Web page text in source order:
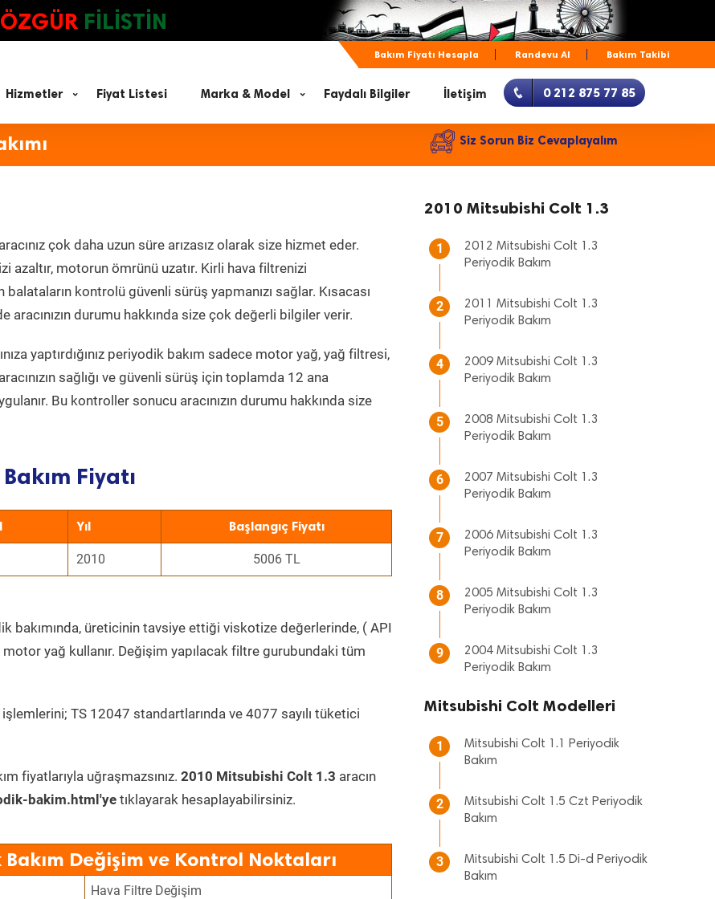
ÖZGÜR FİLİSTİN
Bakım Fiyatı Hesapla Randevu Al Bakım Takibi
Hizmetler Fiyat Listesi Marka & Model Faydalı Bilgiler İletişim 0 212 875 77 85
Siz Sorun Biz Cevaplayalım
aracınız çok daha uzun süre arızasız olarak size hizmet eder.
azaltır, motorun ömrünü uzatır. Kirli hava filtrenizi
kontrolü güvenli sürüş yapmanızı sağlar. Kısacası
durumu hakkında size çok değerli bilgiler verir.
yaptırdığınız periyodik bakım sadece motor yağ, yağ filtresi,
sağlığı ve güvenli sürüş için toplamda 12 ana
Bu kontroller sonucu aracınızın durumu hakkında size
Fiyatı
Yıl Başlangıç Fiyatı
2010 5006 TL
bakımında, üreticinin tavsiye ettiği viskotize değerlerinde, ( API
yağ kullanır. Değişim yapılacak filtre gurubundaki tüm
TS 12047 standartlarında ve 4077 sayılı tüketici
fiyatlarıyla uğraşmazsınız. 2010 Mitsubishi Colt 1.3 aracın
bakim.html'ye tıklayarak hesaplayabilirsiniz.
Değişim ve Kontrol Noktaları
Hava Filtre Değişim
2010 Mitsubishi Colt 1.3
1
2012 Mitsubishi Colt 1.3
Periyodik Bakım
2
2011 Mitsubishi Colt 1.3
Periyodik Bakım
4
2009 Mitsubishi Colt 1.3
Periyodik Bakım
5
2008 Mitsubishi Colt 1.3
Periyodik Bakım
6
2007 Mitsubishi Colt 1.3
Periyodik Bakım
7
2006 Mitsubishi Colt 1.3
Periyodik Bakım
8
2005 Mitsubishi Colt 1.3
Periyodik Bakım
9
2004 Mitsubishi Colt 1.3
Periyodik Bakım
Mitsubishi Colt Modelleri
1
Mitsubishi Colt 1.1 Periyodik
Bakım
2
Mitsubishi Colt 1.5 Czt Periyodik
Bakım
3
Mitsubishi Colt 1.5 Di-d Periyodik
Bakım